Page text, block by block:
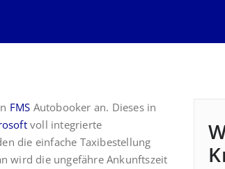
FMS Autobooker an. Dieses in
voll integrierte
die einfache Taxibestellung
wird die ungefähre Ankunftszeit